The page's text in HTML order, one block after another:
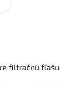
filtračnú fľašu